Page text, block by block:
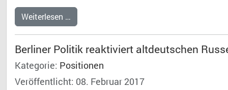
Weiterlesen …
Berliner Politik reaktiviert altdeutschen
Kategorie: Positionen
Veröffentlicht: 08. Februar 2017